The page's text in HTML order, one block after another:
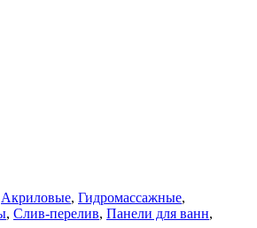
Акриловые, Гидромассажные,
, Слив-перелив, Панели для ванн,